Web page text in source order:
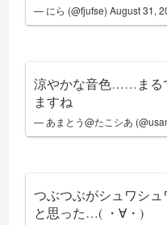
— にら (@fjufse)August 31,
涼やかな音色……まる
ますね
— あまとう@たこシあ
つぶつぶがシュワシ
と思った…( ・∀・)